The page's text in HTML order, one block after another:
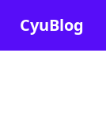
CyuBlog